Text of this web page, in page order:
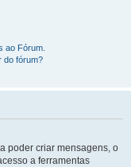
ao Fórum.
do fórum?
poder criar mensagens, o
a ferramentas